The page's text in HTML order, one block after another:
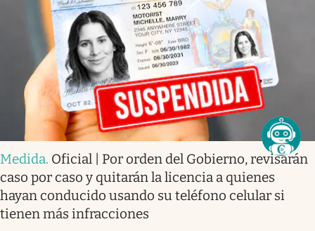
Medida. Oficial | Por orden del Gobierno, revisarán
caso por caso y quitarán la licencia a quienes
hayan conducido usando su teléfono celular si
tienen más infracciones